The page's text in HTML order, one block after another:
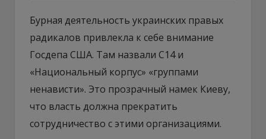
Бурная деятельность украинских правых
радикалов привлекла к себе внимание
Госдепа США. Там назвали С14 и
«Национальный корпус» «группами
ненависти». Это прозрачный намек Киеву,
что власть должна прекратить
сотрудничество с этими организациями.